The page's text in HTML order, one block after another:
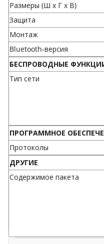
Размеры (Ш x Г x В)
Защита
Монтаж
Bluetooth-версия
БЕСПРОВОДНЫЕ
Тип сети
ПРОГРАММНОЕ
Протоколы
ДРУГИЕ
Содержимое пакета